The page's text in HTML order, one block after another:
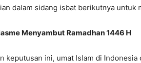
dalam sidang isbat berikutnya untuk
Menyambut Ramadhan 1446 H
keputusan ini, umat Islam di